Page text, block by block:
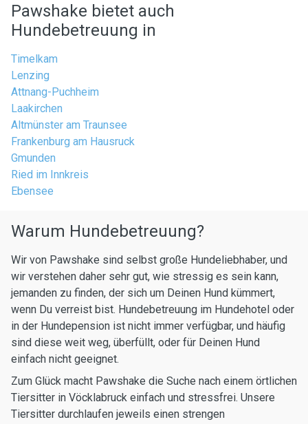
Pawshake bietet auch
Hundebetreuung in
Timelkam
Lenzing
Attnang-Puchheim
Laakirchen
Altmünster am Traunsee
Frankenburg am Hausruck
Gmunden
Ried im Innkreis
Ebensee
Warum Hundebetreuung?
Wir von Pawshake sind selbst große Hundeliebhaber, und
wir verstehen daher sehr gut, wie stressig es sein kann,
jemanden zu finden, der sich um Deinen Hund kümmert,
wenn Du verreist bist. Hundebetreuung im Hundehotel oder
in der Hundepension ist nicht immer verfügbar, und häufig
sind diese weit weg, überfüllt, oder für Deinen Hund
einfach nicht geeignet.
Zum Glück macht Pawshake die Suche nach einem örtlichen
Tiersitter in Vöcklabruck einfach und stressfrei. Unsere
Tiersitter durchlaufen jeweils einen strengen